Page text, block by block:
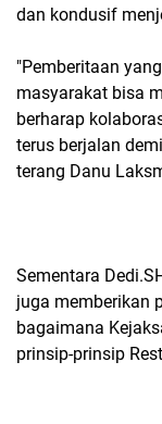
dan kondusif
"Pemberitaan
masyarakat bisa
berharap
terus berjalan
terang Danu
Sementara
juga memberikan
bagaimana
prinsip-prinsip